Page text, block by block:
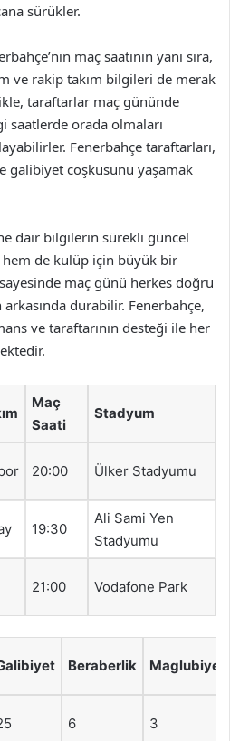
sürükler.
maç saatinin yanı sıra,
ve rakip takım bilgileri de merak
taraftarlar maç gününde
saatlerde orada olmaları
Fenerbahçe taraftarları,
galibiyet coşkusunu yaşamak
dair bilgilerin sürekli güncel
de kulüp için büyük bir
maç günü herkes doğru
arkasında durabilir. Fenerbahçe,
ve taraftarının desteği ile her
Maç
Saati
Stadyum
20:00 Ülker Stadyumu
19:30
Ali Sami Yen
Stadyumu
21:00 Vodafone Park
Beraberlik Maglubiyet
6 3